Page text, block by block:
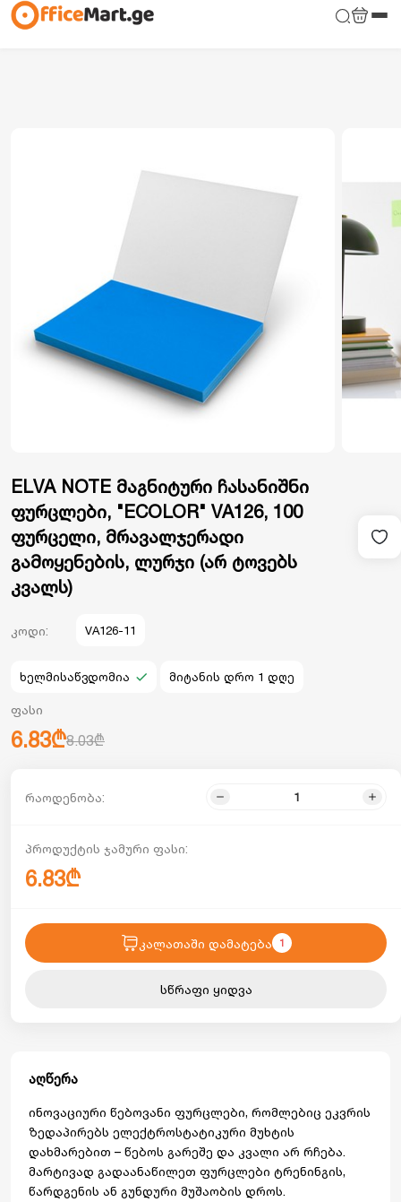
ELVA NOTE მაგნიტური ჩასანიშნი
ფურცლები, "ECOLOR" VA126, 100
ფურცელი, მრავალჯერადი
გამოყენების, ლურჯი (არ ტოვებს
კვალს)
კოდი: VA126-11
ხელმისაწვდომია მიტანის დრო 1 დღე
ფასი
6.83₾8.03₾
რაოდენობა:
პროდუქტის ჯამური ფასი:
6.83₾
კალათაში დამატება 1
სწრაფი ყიდვა
აღწერა
ინოვაციური წებოვანი ფურცლები, რომლებიც ეკვრის
ზედაპირებს ელექტროსტატიკური მუხტის
დახმარებით – წებოს გარეშე და კვალი არ რჩება.
მარტივად გადაანაწილეთ ფურცლები ტრენინგის,
წარდგენის ან გუნდური მუშაობის დროს.